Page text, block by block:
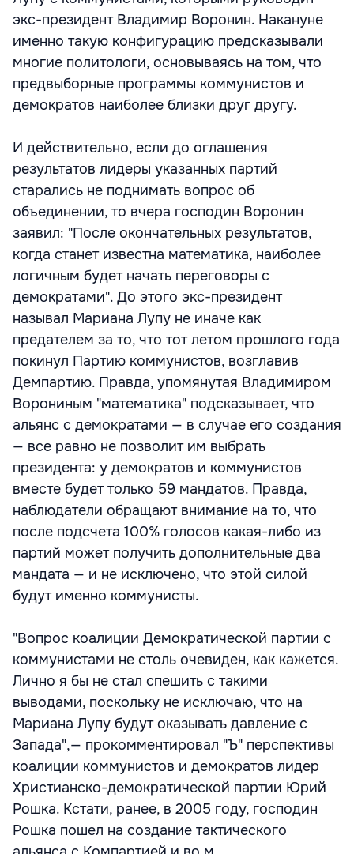
экс-президент Владимир Воронин. Накануне
именно такую конфигурацию предсказывали
многие политологи, основываясь на том, что
предвыборные программы коммунистов и
демократов наиболее близки друг другу.
И действительно, если до оглашения
результатов лидеры указанных партий
старались не поднимать вопрос об
объединении, то вчера господин Воронин
заявил: "После окончательных результатов,
когда станет известна математика, наиболее
логичным будет начать переговоры с
демократами". До этого экс-президент
называл Мариана Лупу не иначе как
предателем за то, что тот летом прошлого года
покинул Партию коммунистов, возглавив
Демпартию. Правда, упомянутая Владимиром
Ворониным "математика" подсказывает, что
альянс с демократами — в случае его создания
— все равно не позволит им выбрать
президента: у демократов и коммунистов
вместе будет только 59 мандатов. Правда,
наблюдатели обращают внимание на то, что
после подсчета 100% голосов какая-либо из
партий может получить дополнительные два
мандата — и не исключено, что этой силой
будут именно коммунисты.
"Вопрос коалиции Демократической партии с
коммунистами не столь очевиден, как кажется.
Лично я бы не стал спешить с такими
выводами, поскольку не исключаю, что на
Мариана Лупу будут оказывать давление с
Запада",— прокомментировал "Ъ" перспективы
коалиции коммунистов и демократов лидер
Христианско-демократической партии Юрий
Рошка. Кстати, ранее, в 2005 году, господин
Рошка пошел на создание тактического